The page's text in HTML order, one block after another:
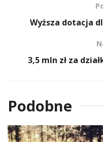
Wyższa dotacja
3,5 mln zł za
Podobne